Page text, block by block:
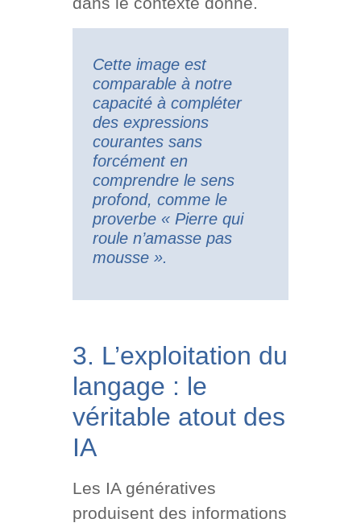
Cette image est
comparable à notre
capacité à compléter
des expressions
courantes sans
forcément en
comprendre le sens
profond, comme le
proverbe « Pierre qui
roule n’amasse pas
mousse ».
3. L’exploitation du
langage : le
véritable atout des
IA
Les IA génératives
produisent des informations